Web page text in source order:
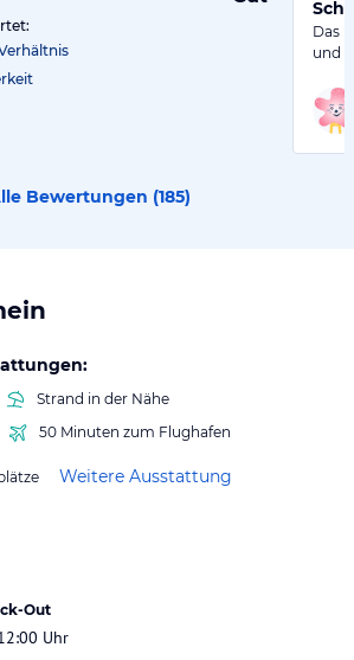
Das
und
Bewertungen (185)
Strand in der Nähe
50 Minuten zum Flughafen
Weitere Ausstattung
Out
Uhr